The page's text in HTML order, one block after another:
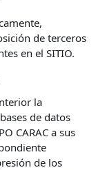
de terceros
en el SITIO.
la
de datos
CARAC a sus
de los